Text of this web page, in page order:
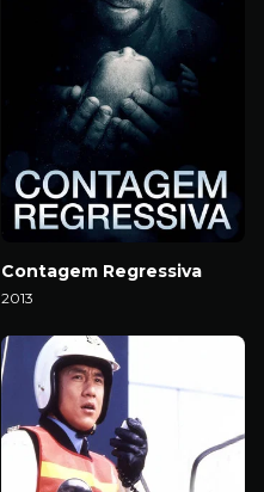
Contagem Regressiva
2013